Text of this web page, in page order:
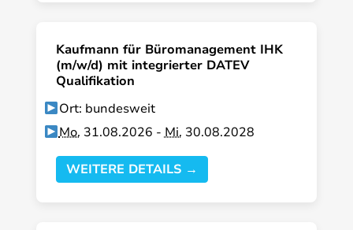
Kaufmann für Büromanagement IHK
(m/w/d) mit integrierter DATEV
Qualifikation
Ort: bundesweit
Mo. 31.08.2026 -Mi. 30.08.2028
WEITERE DETAILS →